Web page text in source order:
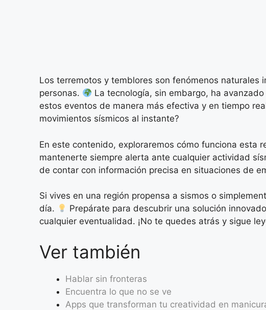
Los terremotos y temblores son fenómenos naturales
personas.
La tecnología, sin embargo, ha
estos eventos de manera más efectiva y en tiempo
movimientos sísmicos al instante?
En este contenido, exploraremos cómo funciona esta
mantenerte siempre alerta ante cualquier actividad
de contar con información precisa en situaciones de
Si vives en una región propensa a sismos o
día.
Prepárate para descubrir una solución
cualquier eventualidad. ¡No te quedes atrás y sigue
Ver también
Hablar sin fronteras
Encuentra lo que no se ve
Apps que transforman tu creatividad en